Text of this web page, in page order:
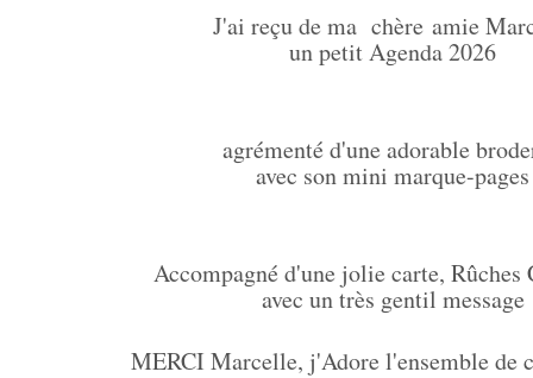
J'ai reçu de ma chère amie
un petit Agenda 2026
agrémenté d'une adorable
avec son mini marque-pages
Accompagné d'une jolie carte, Rûches
avec un très gentil message
MERCI Marcelle, j'Adore l'ensemble de